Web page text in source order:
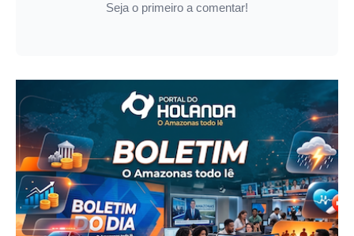
Seja o primeiro a comentar!